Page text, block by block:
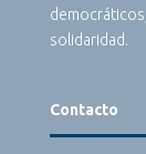
solidaridad.
Contacto